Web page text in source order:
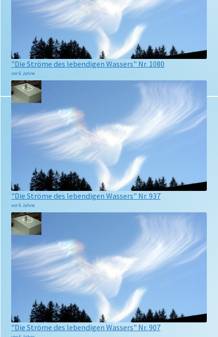
"Die Ströme des lebendigen Wassers" Nr. 1080
vor 6 Jahre
"Die Ströme des lebendigen Wassers" Nr. 937
vor 6 Jahre
"Die Ströme des lebendigen Wassers" Nr. 907